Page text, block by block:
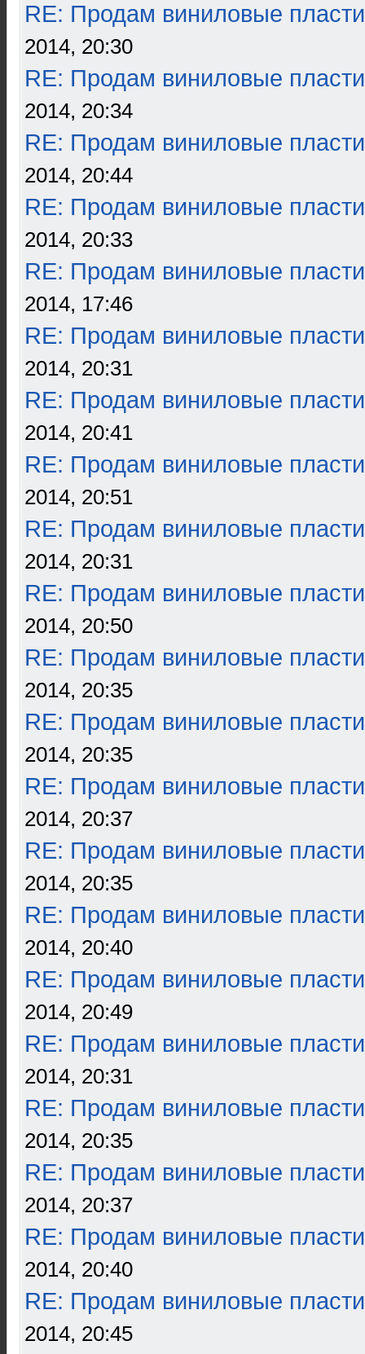
RE: Продам виниловые
2014, 20:30
RE: Продам виниловые
2014, 20:34
RE: Продам виниловые
2014, 20:44
RE: Продам виниловые
2014, 20:33
RE: Продам виниловые
2014, 17:46
RE: Продам виниловые
2014, 20:31
RE: Продам виниловые
2014, 20:41
RE: Продам виниловые
2014, 20:51
RE: Продам виниловые
2014, 20:31
RE: Продам виниловые
2014, 20:50
RE: Продам виниловые
2014, 20:35
RE: Продам виниловые
2014, 20:35
RE: Продам виниловые
2014, 20:37
RE: Продам виниловые
2014, 20:35
RE: Продам виниловые
2014, 20:40
RE: Продам виниловые
2014, 20:49
RE: Продам виниловые
2014, 20:31
RE: Продам виниловые
2014, 20:35
RE: Продам виниловые
2014, 20:37
RE: Продам виниловые
2014, 20:40
RE: Продам виниловые
2014, 20:45